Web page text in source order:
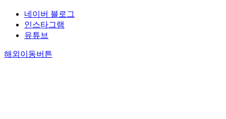
네이버 블로그
인스타그램
유튜브
해외이동버튼